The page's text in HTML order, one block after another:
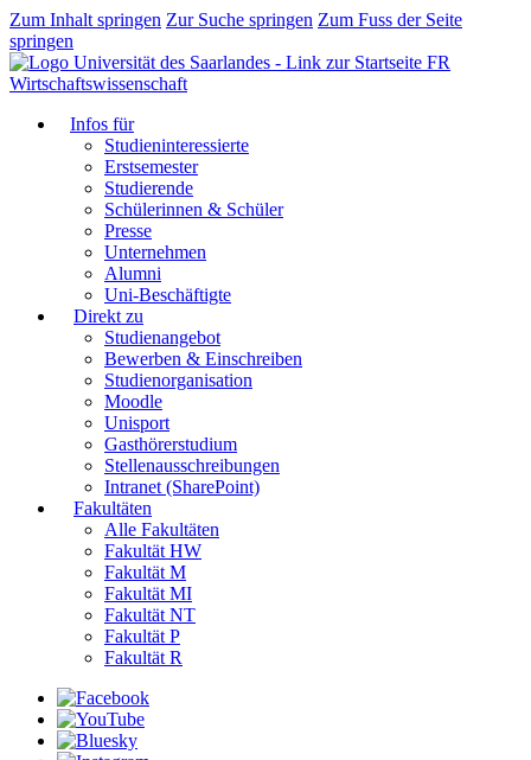
Zum Inhalt springen Zur Suche springen Zum Fuss der Seite
springen
FR
Wirtschaftswissenschaft
Infos für
Studieninteressierte
Erstsemester
Studierende
Schülerinnen & Schüler
Presse
Unternehmen
Alumni
Uni-Beschäftigte
Direkt zu
Studienangebot
Bewerben & Einschreiben
Studienorganisation
Moodle
Unisport
Gasthörerstudium
Stellenausschreibungen
Intranet (SharePoint)
Fakultäten
Alle Fakultäten
Fakultät HW
Fakultät M
Fakultät MI
Fakultät NT
Fakultät P
Fakultät R